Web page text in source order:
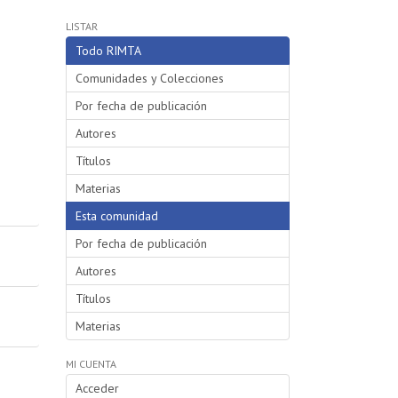
LISTAR
Todo RIMTA
Comunidades y Colecciones
Por fecha de publicación
Autores
Títulos
Materias
Esta comunidad
Por fecha de publicación
Autores
Títulos
Materias
MI CUENTA
Acceder